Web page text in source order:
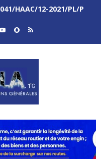
HAAC/12-2021/PL/P